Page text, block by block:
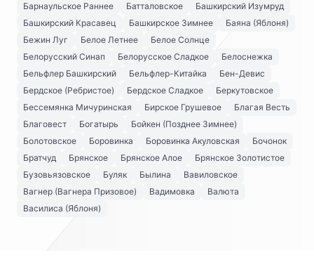
Барнаульское Раннее
Батталовское
Башкирский Изумруд
Башкирский Красавец
Башкирское Зимнее
Баяна (Яблоня)
Бежин Луг
Белое Летнее
Белое Солнце
Белорусский Синап
Белорусское Сладкое
Белоснежка
Бельфлер Башкирский
Бельфлер-Китайка
Бен-Девис
Бердское (Ребристое)
Бердское Сладкое
Беркутовское
Бессемянка Мичуринская
Бирское Грушевое
Благая Весть
Благовест
Богатырь
Бойкен (Позднее Зимнее)
Болотовское
Боровинка Боровинка Акуловская
Бочонок
Братчуд
Брянское Брянское Алое
Брянское Золотистое
Бузовьязовское
Буляк Былина
Вавиловское
Вагнер (Вагнера Призовое)
Вадимовка
Валюта
Василиса (Яблоня)